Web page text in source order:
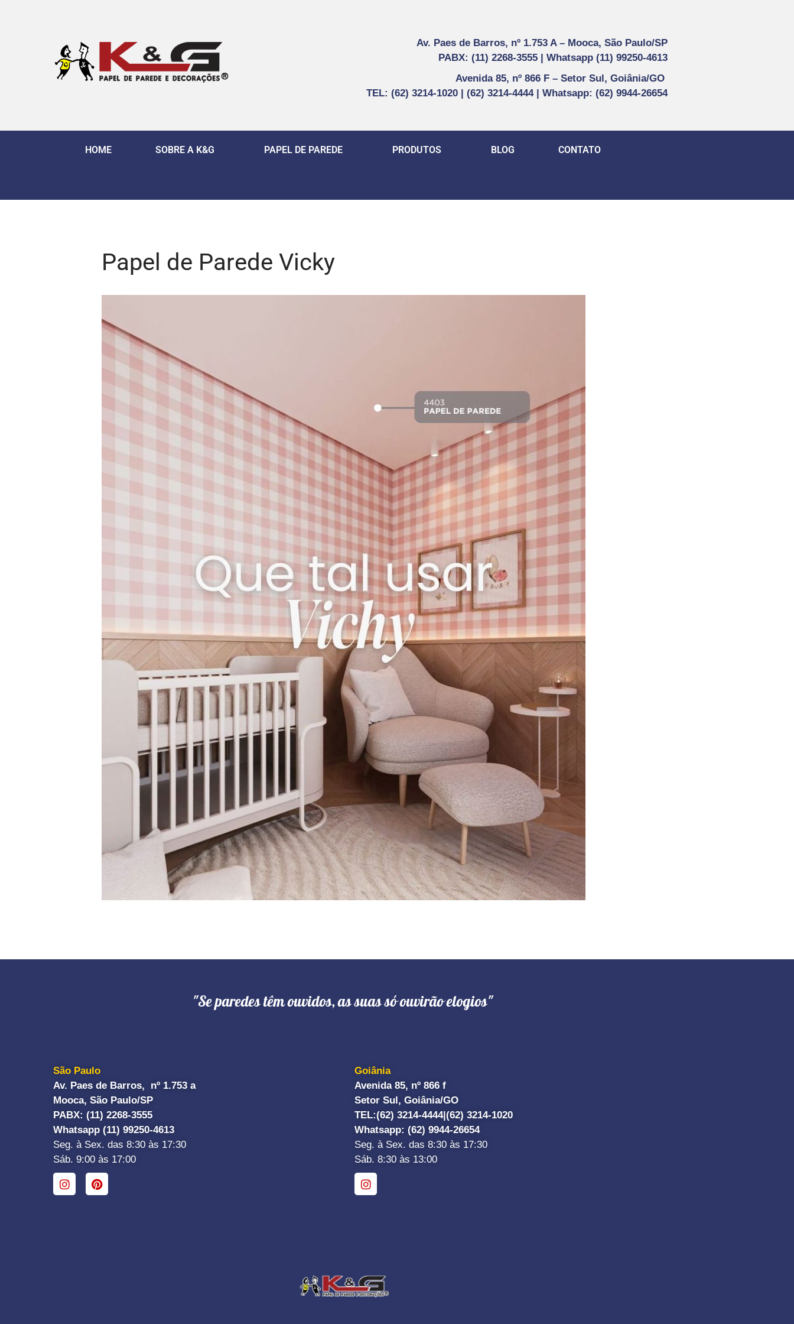
Av. Paes de Barros, nº 1.753 A – Mooca, São Paulo/SP
PABX: (11) 2268-3555 | Whatsapp (11) 99250-4613
Avenida 85, nº 866 F – Setor Sul, Goiânia/GO
TEL: (62) 3214-1020 | (62) 3214-4444 | Whatsapp: (62) 9944-26654
HOME SOBRE A K&G PAPEL DE PAREDE PRODUTOS BLOG CONTATO
Papel de Parede Vicky
"Se paredes têm ouvidos, as suas só ouvirão elogios"
São Paulo
Av. Paes de Barros, nº 1.753 a
Mooca, São Paulo/SP
PABX: (11) 2268-3555
Whatsapp (11) 99250-4613
Seg. à Sex. das 8:30 às 17:30
Sáb. 9:00 às 17:00
Goiânia
Avenida 85, nº 866 f
Setor Sul, Goiânia/GO
TEL:(62) 3214-4444| (62) 3214-1020
Whatsapp: (62) 9944-26654
Seg. à Sex. das 8:30 às 17:30
Sáb. 8:30 às 13:00